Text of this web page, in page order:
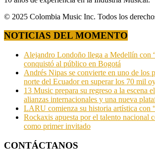
© 2025 Colombia Music Inc. Todos los
NOTICIAS DEL MOMENTO
Alejandro Londoño llega a Medellín con
conquistó al público en Bogotá
Andrés Nipas se convierte en uno de los
norte del Ecuador en superar los 70 mil
13 Music prepara su regreso a la escena
alianzas internacionales y una nueva
LARU comienza su historia artística con
Rockaxis apuesta por el talento nacional
como primer invitado
CONTÁCTANOS